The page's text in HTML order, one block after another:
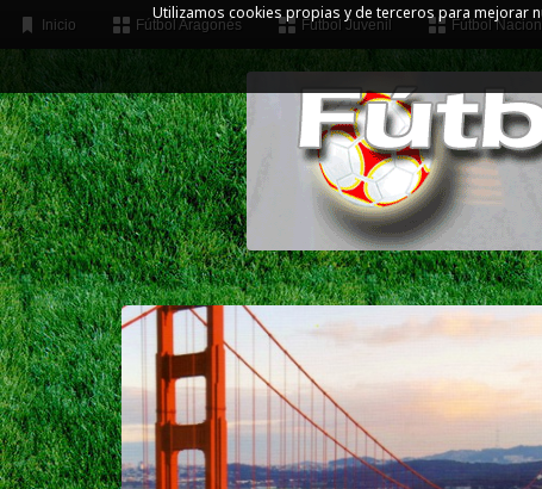
Utilizamos cookies propias y de terceros para mejorar
Inicio Fútbol Aragonés Fútbol Juvenil Fútbol